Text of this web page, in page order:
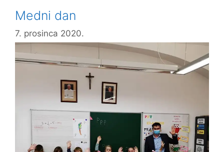
odgođen!
Medni dan
7. prosinca 2020.